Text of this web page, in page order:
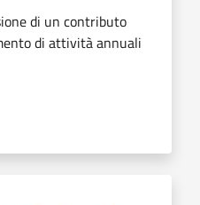
di un contributo
di attività annuali